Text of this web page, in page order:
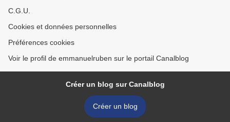
C.G.U.
Cookies et données personnelles
Préférences cookies
Voir le profil de emmanuelruben sur le portail Canalblog
Créer un blog sur Canalblog
Créer un blog